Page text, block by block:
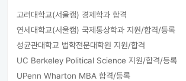
고려대학교(서울캠) 경제학과 합격
연세대학교(서울캠) 국제통상학과 지원/합격/등록
성균관대학교 법학전문대학원 지원/합격
UC Berkeley Political Science 지원/합격/등록
UPenn Wharton MBA 합격/등록